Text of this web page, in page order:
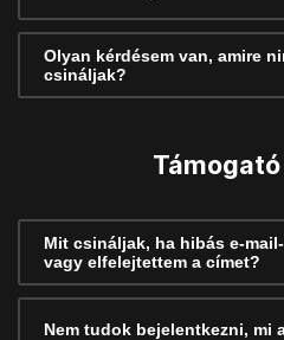
Olyan kérdésem van, amire
csináljak?
Mit csináljak, ha hibás e-
vagy elfelejtettem a címet?
Nem tudok bejelentkezni, mi